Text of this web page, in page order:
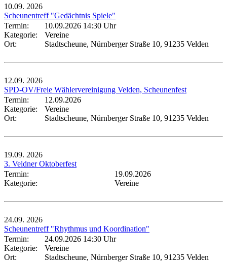
10.09. 2026
Scheunentreff "Gedächtnis Spiele"
Termin:
10.09.2026 14:30 Uhr
Kategorie:
Vereine
Ort:
Stadtscheune, Nürnberger Straße 10, 91235 Velden
12.09. 2026
SPD-OV/Freie Wählervereinigung Velden, Scheunenfest
Termin:
12.09.2026
Kategorie:
Vereine
Ort:
Stadtscheune, Nürnberger Straße 10, 91235 Velden
19.09. 2026
3. Veldner Oktoberfest
Termin:
19.09.2026
Kategorie:
Vereine
24.09. 2026
Scheunentreff "Rhythmus und Koordination"
Termin:
24.09.2026 14:30 Uhr
Kategorie:
Vereine
Ort:
Stadtscheune, Nürnberger Straße 10, 91235 Velden